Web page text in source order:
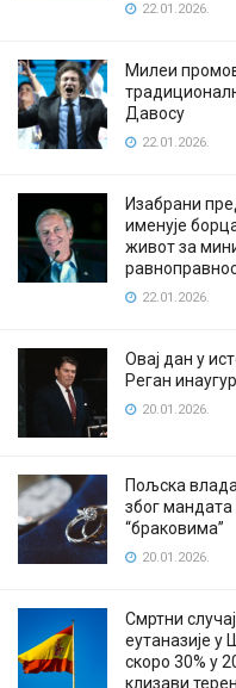
22.01.2026.
Милеи
Давосу
22.01.2026.
Изабрани
именује
живот за
22.01.2026.
Овај дан у
Реган
20.01.2026.
Пољска
због
“браковима”
20.01.2026.
Смртни
еутаназије у
скоро 30% у
клизави терен